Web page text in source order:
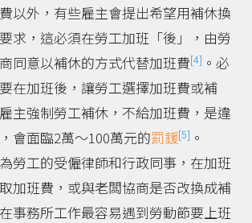
以外，有些雇主會提出希望用補休換
求，這必須在勞工加班「後」，由勞
同意以補休的方式代替加班費[4] 。必
在加班後，讓勞工選擇加班費或補
主強制勞工補休，不給加班費，是違
會面臨2萬～100萬元的罰鍰[5] 。
勞工的受僱律師和行政同事，在加班
加班費，或與老闆協商是否改換成補
事務所工作最容易遇到勞動節要上班